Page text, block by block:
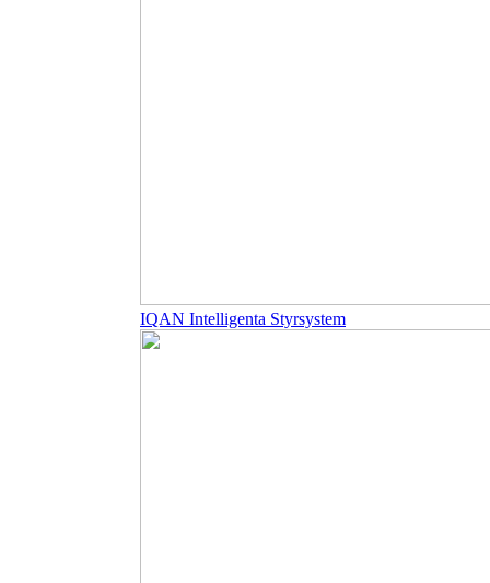
IQAN Intelligenta Styrsystem